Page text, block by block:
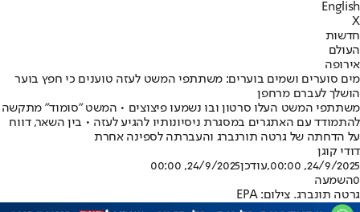
English
X
חדשות
העולם
אירופה
מים סוערים ושמים בוערים: משתתפי המשט לעזה טוענים כי חפץ בוער
הושלך לעברם מרחפן
משתתפי המשט העלו סרטון ובו נשמעו פיצוצים • המשט "סומוד" מתקשה
להתמודד עם האתגרים במסגרת ניסיונותיו להגיע לעזה • בין השאר, דווח
על הדחתה של גרטה תורנברג והעברתה לספינה אחרת
דודי קוגן
24/9/2025, 00:00
,עודכן24/9/2025, 00:00
0השמעה
גרטה תונברג. צילום: EPA